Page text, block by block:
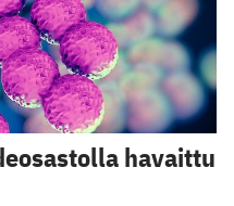
havaittu